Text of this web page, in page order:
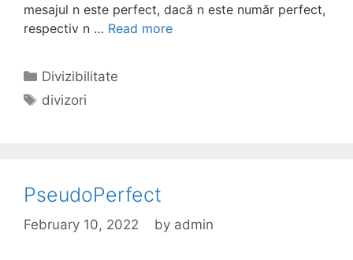
mesajul n este perfect, dacă n este număr perfect,
respectiv n … Read more
Categories
Divizibilitate
Tags
divizori
PseudoPerfect
February 10, 2022 by admin